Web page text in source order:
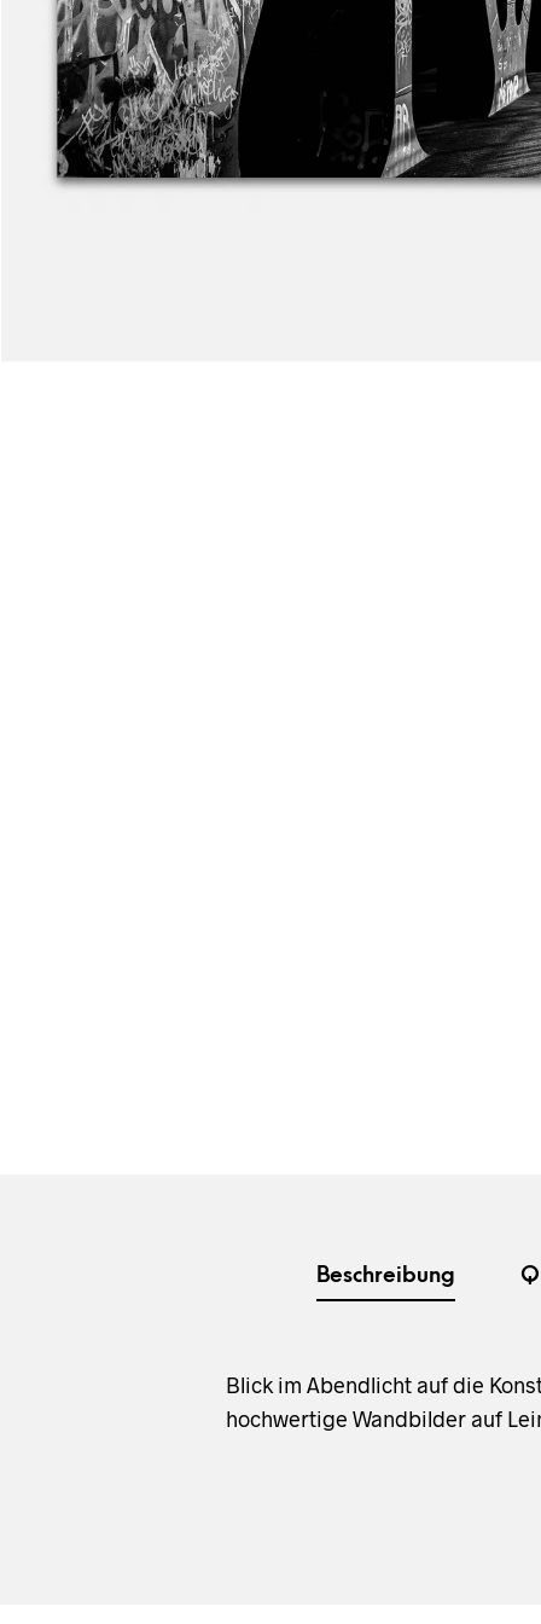
Beschreibung
Blick im Abendlicht auf die
hochwertige Wandbilder auf